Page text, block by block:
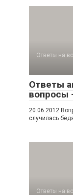
Ответы на
Ответы
вопросы
20.06.2012
случилась
Ответы на